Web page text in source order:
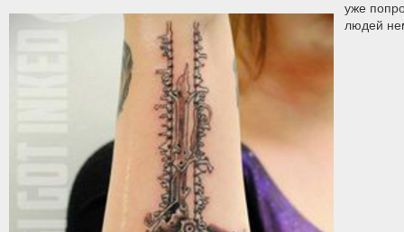
уже
людей